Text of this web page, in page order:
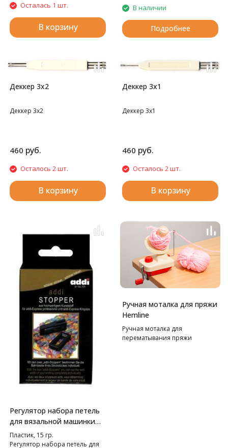
Осталась 1 шт.
В корзину
В наличии
Подробнее
Деккер 3х2
Деккер 3х2
460 руб.
Осталось 2 шт.
В корзину
Деккер 3х1
Деккер 3х1
460 руб.
Осталось 2 шт.
В корзину
Регулятор набора петель
для вязальной машинки
"Addi Express"и "Addi
Express Kingsize"
Пластик, 15 гр.
Регулятор набора петель для
Ручная моталка для пряжи
Hemline
Ручная моталка для
перематывания пряжи